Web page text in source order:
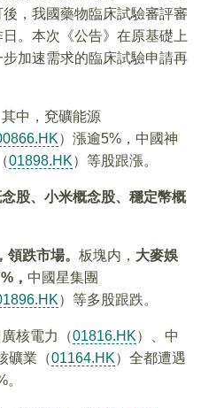
，我國藥物臨床試驗審評審
。本次《公告》在原基礎上
加速需求的臨床試驗申請再
其中，兗礦能源
）漲逾5%，中國神
01898.HK）等股跟漲。
股、小米概念股、穩定幣概
領跌市場。 板塊内， 大麥娛
， 中國星集團
）等多股跟跌。
核電力（01816.HK）、中
礦業（01164.HK）全都遭遇